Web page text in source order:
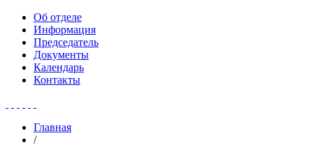
Об отделе
Информация
Председатель
Документы
Календарь
Контакты
Главная
/